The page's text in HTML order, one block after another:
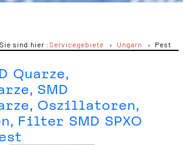
Sie sind hier :Servicegebiete Ungarn Pest
Quarze,
SMD
Oszillatoren,
Filter SMD SPXO